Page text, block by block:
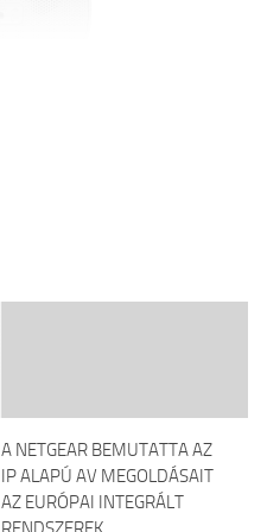
A NETGEAR BEMUTATTA AZ
IP ALAPÚ AV MEGOLDÁSAIT
AZ EURÓPAI INTEGRÁLT